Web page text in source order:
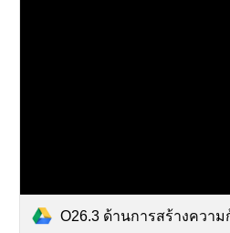
O26.3 ด้านการสร้างความก้